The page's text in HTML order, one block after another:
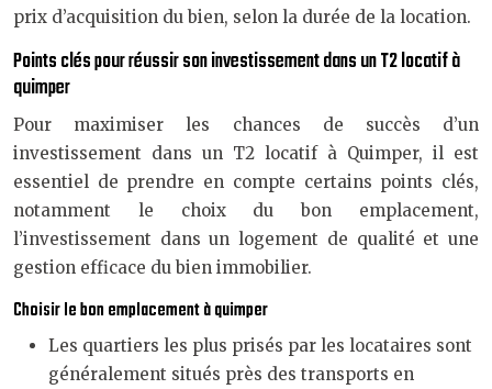
prix d’acquisition du bien, selon la durée de la location.
Points clés pour réussir son investissement dans un T2 locatif à
quimper
Pour maximiser les chances de succès d’un
investissement dans un T2 locatif à Quimper, il est
essentiel de prendre en compte certains points clés,
notamment le choix du bon emplacement,
l’investissement dans un logement de qualité et une
gestion efficace du bien immobilier.
Choisir le bon emplacement à quimper
Les quartiers les plus prisés par les locataires sont
généralement situés près des transports en